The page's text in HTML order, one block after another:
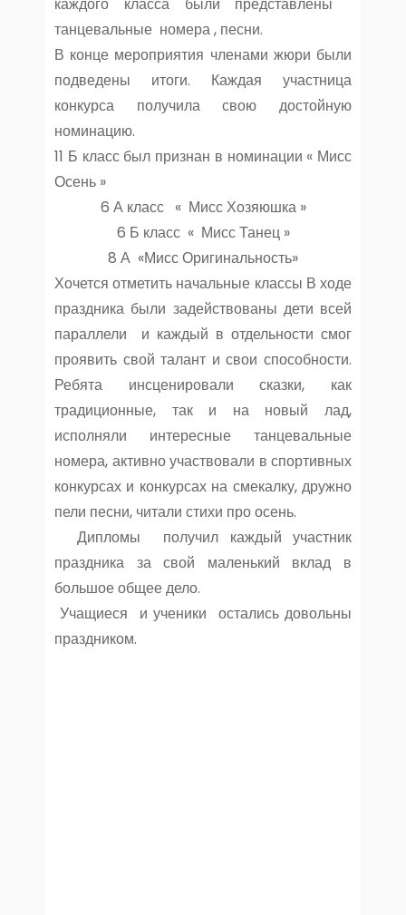
танцевальные номера , песни.
В конце мероприятия членами жюри были
подведены итоги. Каждая участница
конкурса получила свою достойную
номинацию.
11 Б класс был признан в номинации « Мисс
Осень »
6 А класс « Мисс Хозяюшка »
6 Б класс « Мисс Танец »
8 А «Мисс Оригинальность»
Хочется отметить начальные классы В ходе
праздника были задействованы дети всей
параллели и каждый в отдельности смог
проявить свой талант и свои способности.
Ребята инсценировали сказки, как
традиционные, так и на новый лад,
исполняли интересные танцевальные
номера, активно участвовали в спортивных
конкурсах и конкурсах на смекалку, дружно
пели песни, читали стихи про осень.
Дипломы получил каждый участник
праздника за свой маленький вклад в
большое общее дело.
Учащиеся и ученики остались довольны
праздником.